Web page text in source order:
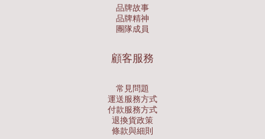
品牌故事
品牌精神
團隊成員
顧客服務
常見問題
運送服務方式
付款服務方式
退換貨政策
條款與細則